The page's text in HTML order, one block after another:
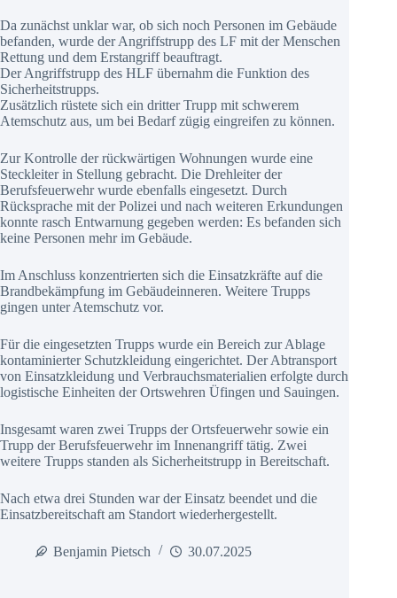
Da zunächst unklar war, ob sich noch Personen im Gebäude
befanden, wurde der Angriffstrupp des LF mit der Menschen
Rettung und dem Erstangriff beauftragt.
Der Angriffstrupp des HLF übernahm die Funktion des
Sicherheitstrupps.
Zusätzlich rüstete sich ein dritter Trupp mit schwerem
Atemschutz aus, um bei Bedarf zügig eingreifen zu können.
Zur Kontrolle der rückwärtigen Wohnungen wurde eine
Steckleiter in Stellung gebracht. Die Drehleiter der
Berufsfeuerwehr wurde ebenfalls eingesetzt. Durch
Rücksprache mit der Polizei und nach weiteren Erkundungen
konnte rasch Entwarnung gegeben werden: Es befanden sich
keine Personen mehr im Gebäude.
Im Anschluss konzentrierten sich die Einsatzkräfte auf die
Brandbekämpfung im Gebäudeinneren. Weitere Trupps
gingen unter Atemschutz vor.
Für die eingesetzten Trupps wurde ein Bereich zur Ablage
kontaminierter Schutzkleidung eingerichtet. Der Abtransport
von Einsatzkleidung und Verbrauchsmaterialien erfolgte durch
logistische Einheiten der Ortswehren Üfingen und Sauingen.
Insgesamt waren zwei Trupps der Ortsfeuerwehr sowie ein
Trupp der Berufsfeuerwehr im Innenangriff tätig. Zwei
weitere Trupps standen als Sicherheitstrupp in Bereitschaft.
Nach etwa drei Stunden war der Einsatz beendet und die
Einsatzbereitschaft am Standort wiederhergestellt.
Benjamin Pietsch 30.07.2025